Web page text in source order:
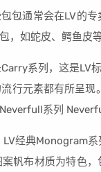
包通常会在LV的
，如蛇皮、鳄鱼皮等
系列，这是LV
行元素都有所呈
系列
LV经典Monogram
帆布材质为特色